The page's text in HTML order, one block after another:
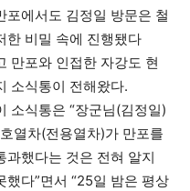
포에서도 김정일 방문은 철
한 비밀 속에 진행됐다
만포와 인접한 자강도 현
소식통이 전해왔다.
소식통은 “장군님(김정일)
열차(전용열차)가 만포를
과했다는 것은 전혀 알지
했다”면서 “25일 밤은 평상